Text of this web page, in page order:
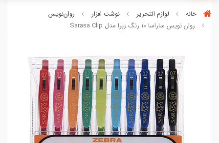
خانه لوازم التحریر نوشت افزار
روان‌نویس
روان نویس ساراسا 10 رنگ زبرا مدل Sarasa Clip